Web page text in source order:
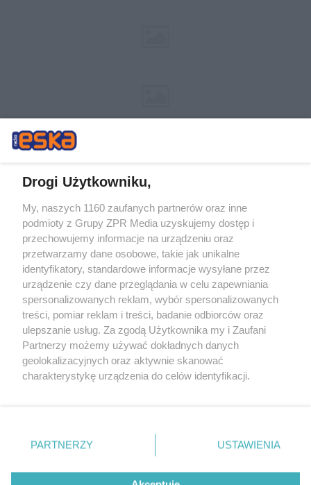
Żaden utwór zamieszczony w serwisie nie może być powielany i
rozpowszechniany lub dalej rozpowszechniany w jakikolwiek sposób (w
tym także elektroniczny lub mechaniczny) na jakimkolwiek polu
eksploatacji w jakiejkolwiek formie, włącznie z umieszczaniem w
Internecie bez pisemnej zgody właściciela praw. Jakiekolwiek użycie lub
wykorzystanie utworów w całości lub w części z naruszeniem prawa,
tzn. bez właściwej zgody, jest zabronione pod groźbą kary i może być
ścigane prawnie.
© 2026 Grupa ZPR Media
Drogi Użytkowniku,
My, naszych 1160 zaufanych partnerów oraz inne
podmioty z Grupy ZPR Media uzyskujemy dostęp i
przechowujemy informacje na urządzeniu oraz
przetwarzamy dane osobowe, takie jak unikalne
identyfikatory, standardowe informacje wysyłane przez
urządzenie czy dane przeglądania w celu zapewniania
spersonalizowanych reklam, wybór spersonalizowanych
treści, pomiar reklam i treści, badanie odbiorców oraz
ulepszanie usług. Za zgodą Użytkownika my i Zaufani
Partnerzy możemy używać dokładnych danych
geolokalizacyjnych oraz aktywnie skanować
charakterystykę urządzenia do celów identyfikacji.
zmienić/wycofać klikając przycisk ustawień prywatności
znajdujący się w lewym dolnym rogu strony
rodzaje przetwarzania danych nie wymagają zgody
PARTNERZY USTAWIENIA